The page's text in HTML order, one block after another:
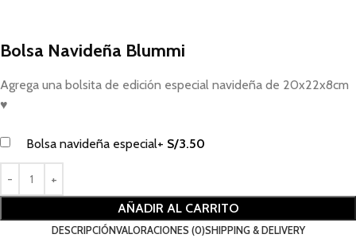
Bolsa Navideña Blummi
Agrega una bolsita de edición especial navideña de 20x22x8cm
♥
Bolsa navideña especial+ S/3.50
AÑADIR AL CARRITO
DESCRIPCIÓNVALORACIONES (0)SHIPPING & DELIVERY